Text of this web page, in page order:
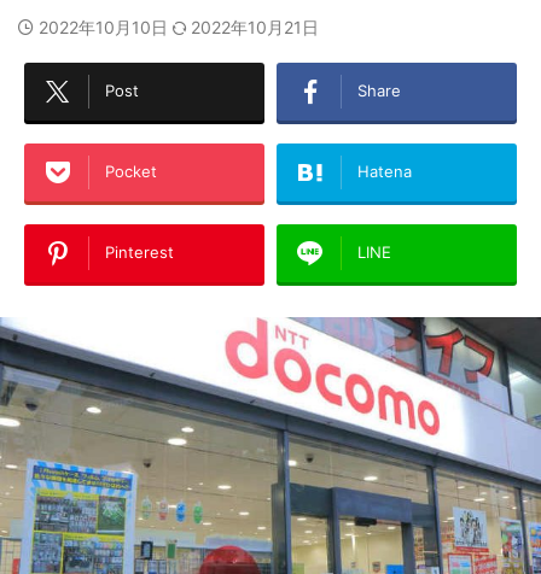
2022年10月10日 2022年10月21日
Post Share
Pocket Hatena
Pinterest LINE